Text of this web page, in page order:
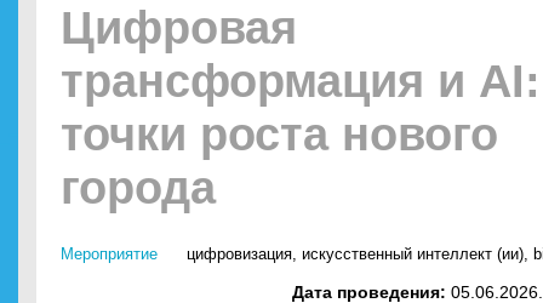
Цифровая
трансформация и AI:
точки роста нового
города
Мероприятие цифровизация, искусственный интеллект (ии),
Дата проведения: